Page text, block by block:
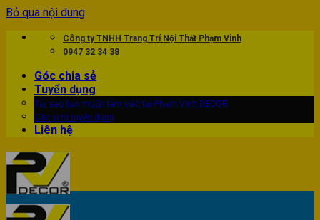
Bỏ qua nội dung
Công ty TNHH Trang Trí Nội Thất Phạm Vinh
0947 32 34 38
Góc chia sẻ
Tuyển dụng
Tại sao bạn muốn làm việc tại Phạm Vinh DECOR
Các vị trí tuyển dụng
Liên hệ